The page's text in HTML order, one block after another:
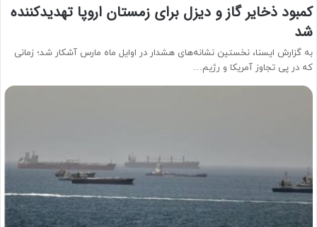
کمبود ذخایر گاز و دیزل برای زمستان اروپا تهدیدکننده
شد
به گزارش ایسنا، نخستین نشانه‌های هشدار در اوایل ماه مارس آشکار شد؛ زمانی
که در پی تجاوز آمریکا و رژیم…